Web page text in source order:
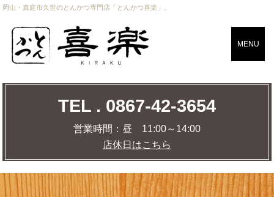
CLOSE
TEL . 0867-42-3654
営業時間：昼 11:00～14:00
店休日はこちら
MAP
店舗までの道のりを調べる
岡山・真庭市久世のとんかつ専門店「とんかつ喜楽」。
MENU
TEL . 0867-42-3654
営業時間： 昼 11:00～14:00
店休日はこちら